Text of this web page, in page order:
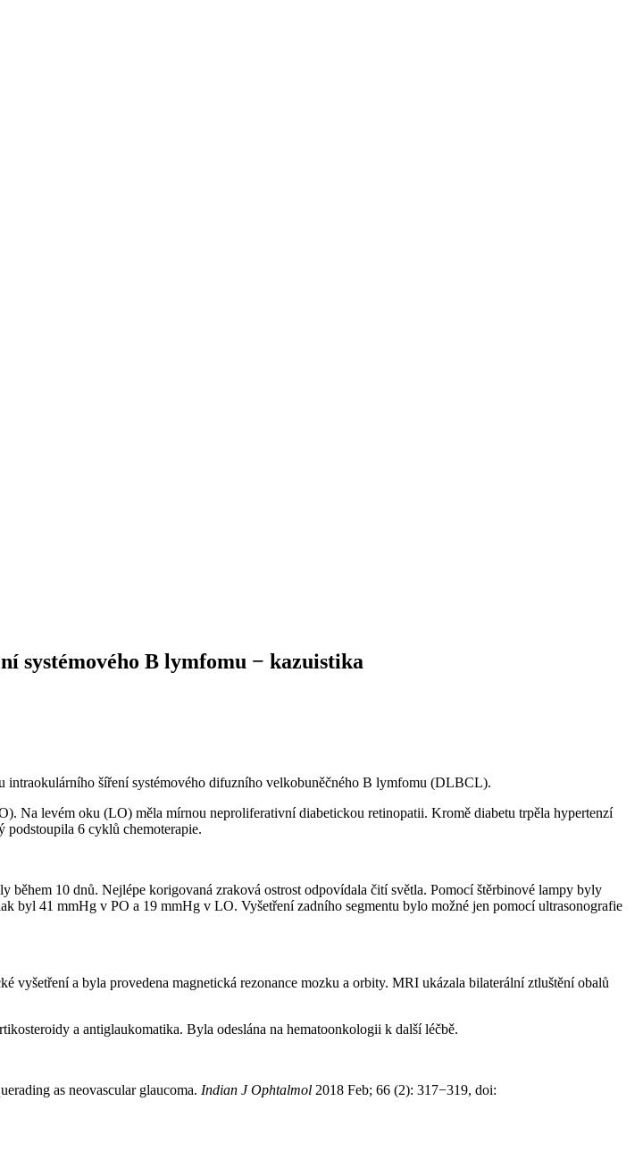
systémového B lymfomu −⁠ kazuistika
šíření systémového difuzního velkobuněčného B lymfomu (DLBCL).
Na levém oku (LO) měla mírnou neproliferativní diabetickou retinopatii. Kromě diabetu trpěla hypertenzí
6 cyklů chemoterapie.
během 10 dnů. Nejlépe korigovaná zraková ostrost odpovídala čití světla. Pomocí štěrbinové lampy byly
byl 41 mmHg v PO a 19 mmHg v LO. Vyšetření zadního segmentu bylo možné jen pomocí ultrasonografie
a byla provedena magnetická rezonance mozku a orbity. MRI ukázala bilaterální ztluštění obalů
a antiglaukomatika. Byla odeslána na hematoonkologii k další léčbě.
as neovascular glaucoma. Indian J Ophtalmol 2018 Feb; 66 (2): 317−319, doi: